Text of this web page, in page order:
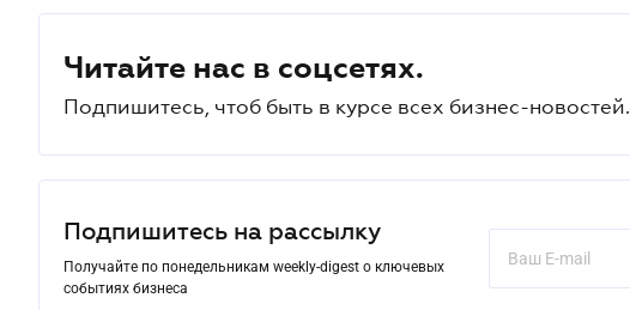
Читайте нас в соцсетях.
Подпишитесь, чтоб быть в курсе всех бизнес-новостей.
Подпишитесь на рассылку
Получайте по понедельникам weekly-digest о ключевых
событиях бизнеса